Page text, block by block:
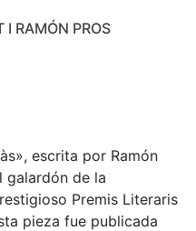
I RAMÓN PROS
, escrita por Ramón
galardón de la
Premis Literaris
pieza fue publicada